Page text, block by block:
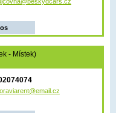
- Místek)